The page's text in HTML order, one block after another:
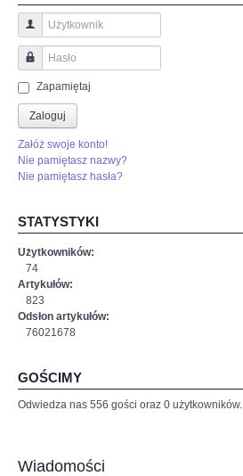
Użytkownik
Hasło
Zapamiętaj
Zaloguj
Załóż swoje konto!
Nie pamiętasz nazwy?
Nie pamiętasz hasła?
STATYSTYKI
Użytkowników:
74
Artykułów:
823
Odsłon artykułów:
76021678
GOŚCIMY
Odwiedza nas 556 gości oraz 0 użytkowników.
Wiadomości